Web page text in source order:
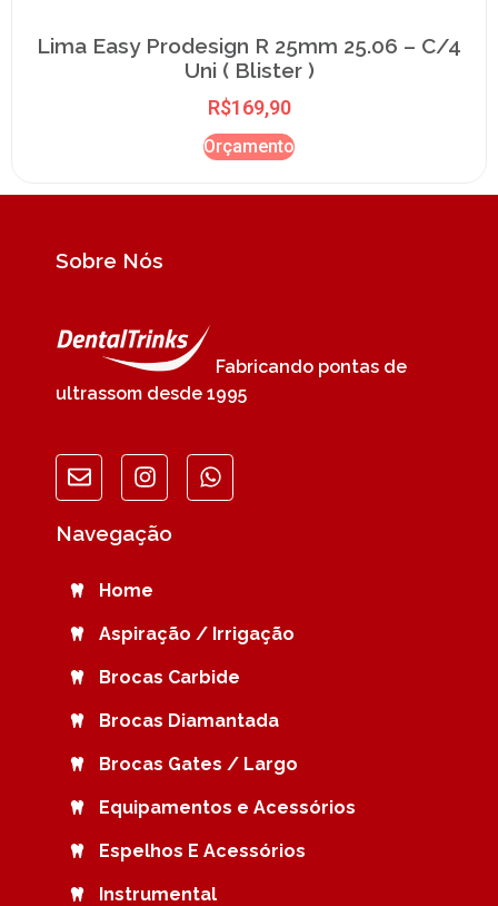
Lima Easy Prodesign R 25mm 25.06 – C/4
Uni ( Blister )
R$169,90
Orçamento
Sobre Nós
Fabricando pontas de
ultrassom desde 1995
Navegação
Home
Aspiração / Irrigação
Brocas Carbide
Brocas Diamantada
Brocas Gates / Largo
Equipamentos e Acessórios
Espelhos E Acessórios
Instrumental